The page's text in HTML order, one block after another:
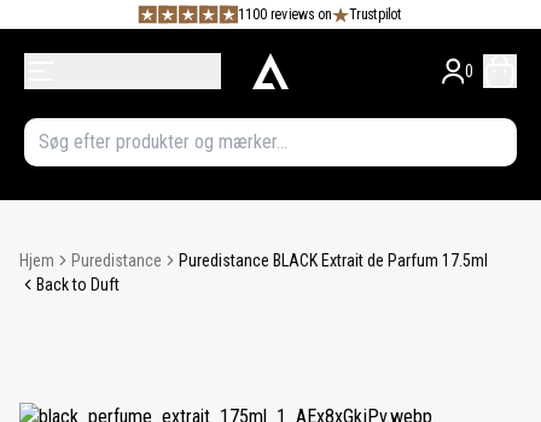
1100 reviews on Trustpilot
0
Hjem Puredistance
Puredistance BLACK Extrait de Parfum 17.5ml
Back to Duft